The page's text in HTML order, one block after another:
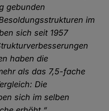
gebunden
im
sich seit 1957
haben die
als das 7,5-fache
Die
sich im selben